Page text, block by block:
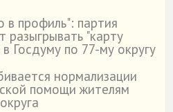
в профиль": партия
разыгрывать "карту
Госдуму по 77-му округу
нормализации
помощи жителям